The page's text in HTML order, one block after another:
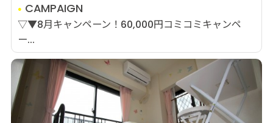
CAMPAIGN
▽▼8月キャンペーン！60,000円コミコミキャンペ
ー...